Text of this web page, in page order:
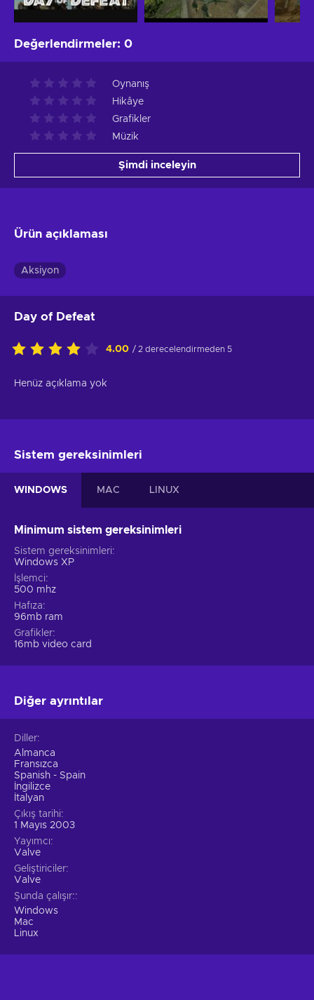
Değerlendirmeler: 0
Oynanış
Hikâye
Grafikler
Müzik
Şimdi inceleyin
Ürün açıklaması
Aksiyon
Day of Defeat
4.00 / 2 derecelendirmeden 5
Henüz açıklama yok
Sistem gereksinimleri
WINDOWS MAC LINUX
Minimum sistem gereksinimleri
Sistem gereksinimleri
Windows XP
İşlemci
500 mhz
Hafıza
96mb ram
Grafikler
16mb video card
Diğer ayrıntılar
Diller
Almanca
Fransızca
Spanish - Spain
İngilizce
İtalyan
Çıkış tarihi
1 Mayıs 2003
Yayımcı
Valve
Geliştiriciler
Valve
Şunda çalışır:
Windows
Mac
Linux